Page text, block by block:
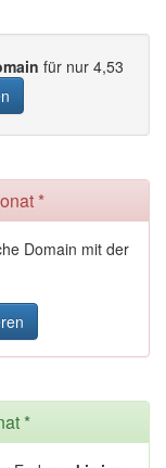
für nur 4,53
*
Domain mit der
*